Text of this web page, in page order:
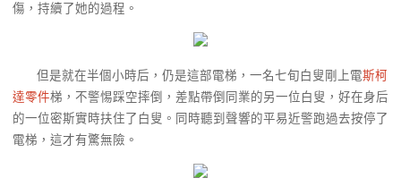
傷，持續了她的過程。
但是就在半個小時后，仍是這部電梯，一名七旬白叟剛上電斯柯
達零件梯，不警惕踩空摔倒，差點帶倒同業的另一位白叟，好在身后
的一位密斯實時扶住了白叟。同時聽到聲響的平易近警跑過去按停了
電梯，這才有驚無險。